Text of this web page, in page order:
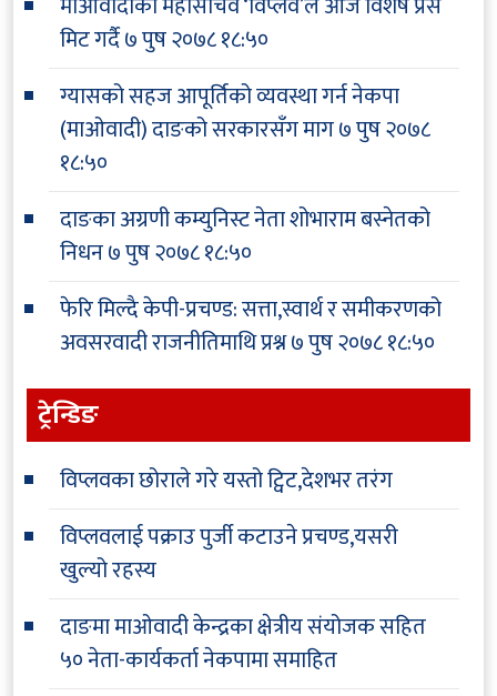
मिट गर्दै७ पुष २०७८ १८:५०
ग्यासको सहज आपूर्तिको व्यवस्था गर्न नेकपा
(माओवादी) दाङको सरकारसँग माग७ पुष २०७८
१८:५०
दाङका अग्रणी कम्युनिस्ट नेता शोभाराम बस्नेतको
निधन७ पुष २०७८ १८:५०
फेरि मिल्दै केपी-प्रचण्ड: सत्ता,स्वार्थ र समीकरणको
अवसरवादी राजनीतिमाथि प्रश्न७ पुष २०७८ १८:५०
ट्रेन्डिङ
विप्लवका छोराले गरे यस्तो ट्विट,देशभर तरंग
विप्लवलाई पक्राउ पुर्जी कटाउने प्रचण्ड,यसरी
खुल्यो रहस्य
दाङमा माओवादी केन्द्रका क्षेत्रीय संयोजक सहित
५० नेता-कार्यकर्ता नेकपामा समाहित